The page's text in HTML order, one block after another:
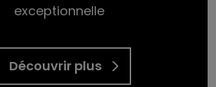
exceptionnelle
Découvrir plus